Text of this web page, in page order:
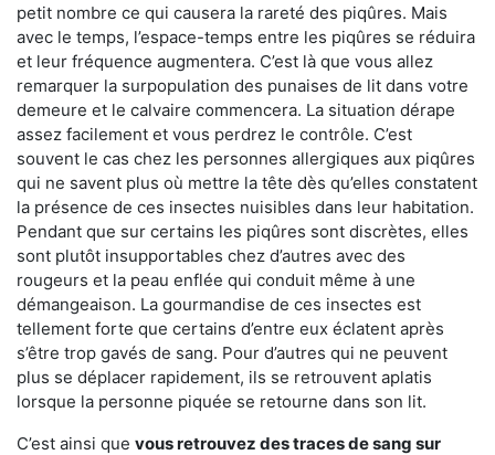
petit nombre ce qui causera la rareté des piqûres. Mais
avec le temps, l’espace-temps entre les piqûres se réduira
et leur fréquence augmentera. C’est là que vous allez
remarquer la surpopulation des punaises de lit dans votre
demeure et le calvaire commencera. La situation dérape
assez facilement et vous perdrez le contrôle. C’est
souvent le cas chez les personnes allergiques aux piqûres
qui ne savent plus où mettre la tête dès qu’elles constatent
la présence de ces insectes nuisibles dans leur habitation.
Pendant que sur certains les piqûres sont discrètes, elles
sont plutôt insupportables chez d’autres avec des
rougeurs et la peau enflée qui conduit même à une
démangeaison. La gourmandise de ces insectes est
tellement forte que certains d’entre eux éclatent après
s’être trop gavés de sang. Pour d’autres qui ne peuvent
plus se déplacer rapidement, ils se retrouvent aplatis
lorsque la personne piquée se retourne dans son lit.
C’est ainsi que vous retrouvez des traces de sang sur